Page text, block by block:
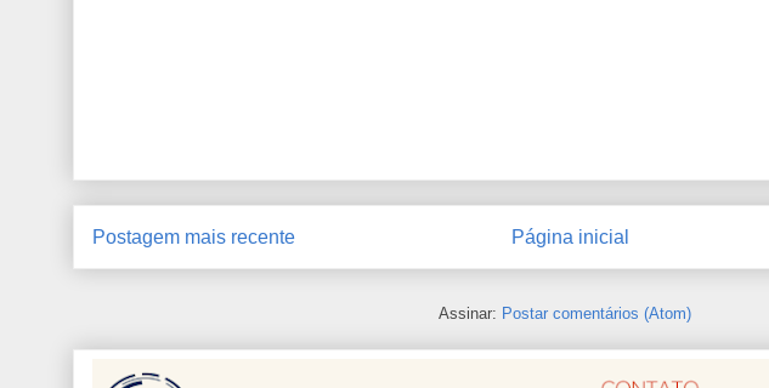
Postagem mais recente Página inicial
Assinar: Postar comentários (Atom)